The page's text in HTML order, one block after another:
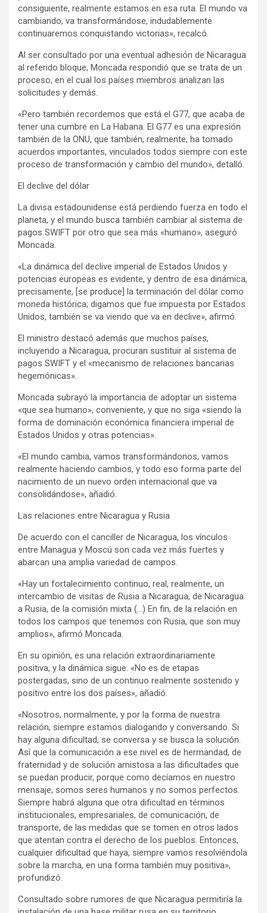
consiguiente, realmente estamos en esa ruta. El mundo va
cambiando, va transformándose, indudablemente
continuaremos conquistando victorias», recalcó.
Al ser consultado por una eventual adhesión de Nicaragua
al referido bloque, Moncada respondió que se trata de un
proceso, en el cual los países miembros analizan las
solicitudes y demás.
«Pero también recordemos que está el G77, que acaba de
tener una cumbre en La Habana. El G77 es una expresión
también de la ONU, que también, realmente, ha tomado
acuerdos importantes, vinculados todos siempre con este
proceso de transformación y cambio del mundo», detalló.
El declive del dólar
La divisa estadounidense está perdiendo fuerza en todo el
planeta, y el mundo busca también cambiar al sistema de
pagos SWIFT por otro que sea más «humano», aseguró
Moncada.
«La dinámica del declive imperial de Estados Unidos y
potencias europeas es evidente, y dentro de esa dinámica,
precisamente, [se produce] la terminación del dólar como
moneda histórica; digamos que fue impuesta por Estados
Unidos, también se va viendo que va en declive», afirmó.
El ministro destacó además que muchos países,
incluyendo a Nicaragua, procuran sustituir al sistema de
pagos SWIFT y el «mecanismo de relaciones bancarias
hegemónicas».
Moncada subrayó la importancia de adoptar un sistema
«que sea humano», conveniente, y que no siga «siendo la
forma de dominación económica financiera imperial de
Estados Unidos y otras potencias».
«El mundo cambia, vamos transformándonos, vamos
realmente haciendo cambios, y todo eso forma parte del
nacimiento de un nuevo orden internacional que va
consolidándose», añadió.
Las relaciones entre Nicaragua y Rusia
De acuerdo con el canciller de Nicaragua, los vínculos
entre Managua y Moscú son cada vez más fuertes y
abarcan una amplia variedad de campos.
«Hay un fortalecimiento continuo, real, realmente, un
intercambio de visitas de Rusia a Nicaragua, de Nicaragua
a Rusia, de la comisión mixta (…) En fin, de la relación en
todos los campos que tenemos con Rusia, que son muy
amplios», afirmó Moncada.
En su opinión, es una relación extraordinariamente
positiva, y la dinámica sigue. «No es de etapas
postergadas, sino de un continuo realmente sostenido y
positivo entre los dos países», añadió.
«Nosotros, normalmente, y por la forma de nuestra
relación, siempre estamos dialogando y conversando. Si
hay alguna dificultad, se conversa y se busca la solución.
Así que la comunicación a ese nivel es de hermandad, de
fraternidad y de solución amistosa a las dificultades que
se puedan producir, porque como decíamos en nuestro
mensaje, somos seres humanos y no somos perfectos.
Siempre habrá alguna que otra dificultad en términos
institucionales, empresariales, de comunicación, de
transporte, de las medidas que se tomen en otros lados
que atentan contra el derecho de los pueblos. Entonces,
cualquier dificultad que haya, siempre vamos resolviéndola
sobre la marcha, en una forma también muy positiva»,
profundizó.
Consultado sobre rumores de que Nicaragua permitiría la